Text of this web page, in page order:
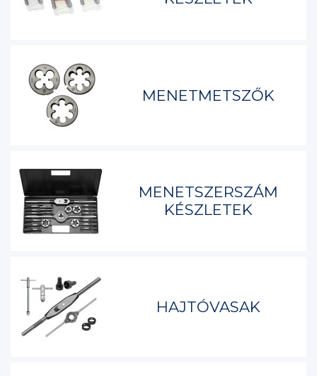
MENETMETSZŐK
MENETSZERSZÁM
KÉSZLETEK
HAJTÓVASAK